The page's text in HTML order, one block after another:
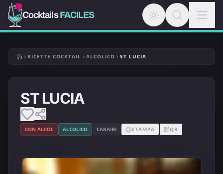
CocktailsFACILES
RICETTE COCKTAIL ALCOLICO ST LUCIA
ST LUCIA
CON ALCOL ALCOLICO CARAIBI STAMPA QR